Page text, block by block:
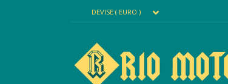
DEVISE ( EURO )